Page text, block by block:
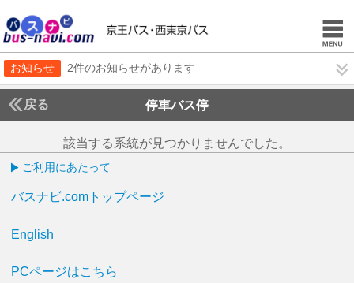
お知らせ 2件のお知らせがあります
戻る 停車バス停
該当する系統が見つかりませんでした。
ご利用にあたって
バスナビ.comトップページ
English
PCページはこちら